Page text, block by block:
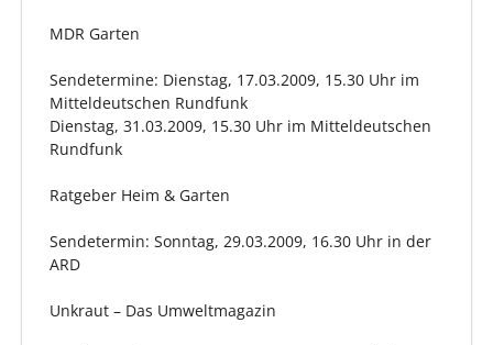
MDR Garten
Sendetermine: Dienstag, 17.03.2009, 15.30 Uhr im
Mitteldeutschen Rundfunk
Dienstag, 31.03.2009, 15.30 Uhr im Mitteldeutschen
Rundfunk
Ratgeber Heim & Garten
Sendetermin: Sonntag, 29.03.2009, 16.30 Uhr in der
ARD
Unkraut – Das Umweltmagazin